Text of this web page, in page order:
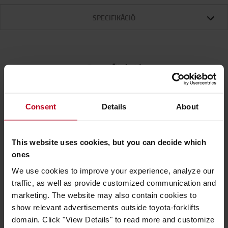
Consent Details About
This website uses cookies, but you can decide which
ones
We use cookies to improve your experience, analyze our
traffic, as well as provide customized communication and
marketing. The website may also contain cookies to
show relevant advertisements outside toyota-forklifts
domain. Click "View Details" to read more and customize
SPECIFIKÁCIÓ
Specifikáció
Erős tisztító törlőkendők ipari szennyeződések
csomag
A tisztító törlőkendők nagy teherbírású, négyszeresen
hajtogatott törlőkendők ipari tisztításhoz, kiömlött
folyadékok felszívásához és olaj felszívásához. Az 56
darabos kiszerelés gyors hozzáférést és hordozható
használatot biztosít útközben is.
A Double Re-Creped technológiával készült,